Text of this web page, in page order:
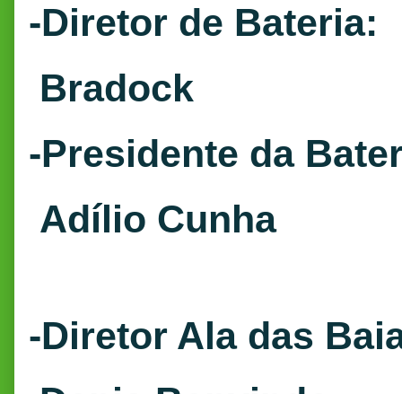
-Diretor de Bateria:
Bradock
-Presidente da
Adílio Cunha
-Diretor Ala das